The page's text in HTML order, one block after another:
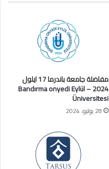
مفاضلة جامعة باندرما 17 ايلول
2024 – Bandırma onyedi Eylül
Üniversitesi
28 يوليو، 2024